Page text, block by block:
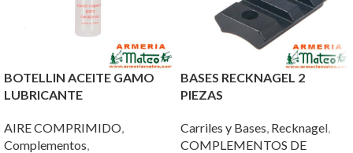
BOTELLIN ACEITE GAMO
LUBRICANTE
AIRE COMPRIMIDO
Complementos
BASES RECKNAGEL 2
PIEZAS
Carriles y Bases Recknagel
COMPLEMENTOS DE